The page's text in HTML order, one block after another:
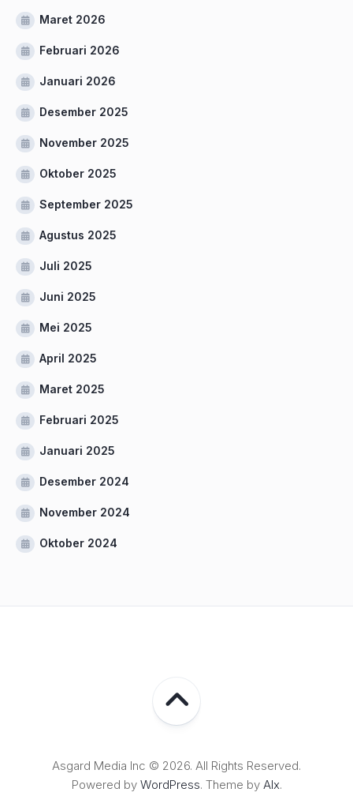
Maret 2026
Februari 2026
Januari 2026
Desember 2025
November 2025
Oktober 2025
September 2025
Agustus 2025
Juli 2025
Juni 2025
Mei 2025
April 2025
Maret 2025
Februari 2025
Januari 2025
Desember 2024
November 2024
Oktober 2024
Asgard Media Inc © 2026. All Rights Reserved.
Powered by WordPress. Theme by Alx.